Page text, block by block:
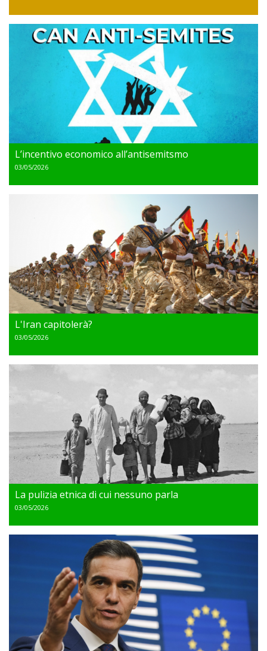
L’incentivo economico all’antisemitsmo
03/05/2026
L'Iran capitolerà?
03/05/2026
La pulizia etnica di cui nessuno parla
03/05/2026